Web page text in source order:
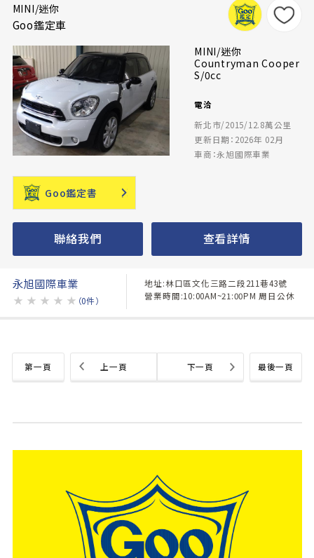
MINI/迷你
Goo鑑定車
MINI/迷你
Countryman Cooper
S/0cc
電洽
新北市/2015/12.8萬公里
更新日期：2026年 02月
車商：永旭國際車業
Goo鑑定書
聯絡我們 查看詳情
永旭國際車業
★ ★ ★ ★ ★ （0件）
地址:林口區文化三路二段211巷43號
營業時間:10:00AM~21:00PM 周日公休
第一頁 最後一頁
上一頁 下一頁